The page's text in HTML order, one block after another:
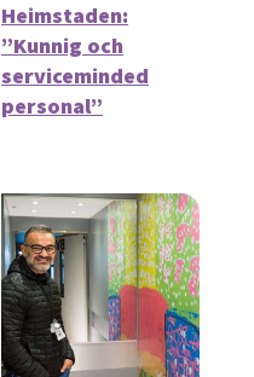
Heimstaden:
”Kunnig och
serviceminded
personal”